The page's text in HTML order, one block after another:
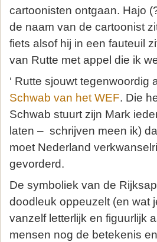
cartoonisten ontgaan. Hajo
de naam van de cartoonist
fiets alsof hij in een fauteuil
van Rutte met appel die ik
‘ Rutte sjouwt tegenwoordig
Schwab van het WEF. Die
Schwab stuurt zijn Mark
laten – schrijven meen ik)
moet Nederland
gevorderd.
De symboliek van de
doodleuk oppeuzelt (en wat
vanzelf letterlijk en figuurlijk
mensen nog de betekenis